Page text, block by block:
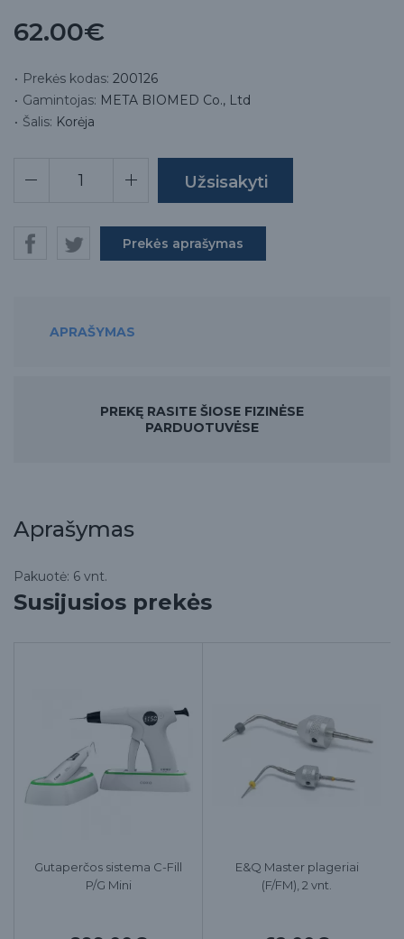
62.00€
Prekės kodas: 200126
Gamintojas: META BIOMED Co., Ltd
Šalis: Korėja
Prekės aprašymas
APRAŠYMAS
PREKĘ RASITE ŠIOSE FIZINĖSE
PARDUOTUVĖSE
Aprašymas
Pakuotė: 6 vnt.
Susijusios prekės
Gutaperčos sistema C-Fill
P/G Mini
E&Q Master plageriai
(F/FM), 2 vnt.